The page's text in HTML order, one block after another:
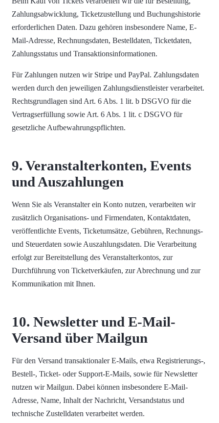
Zahlungsabwicklung, Ticketzustellung und Buchungshistorie
erforderlichen Daten. Dazu gehören insbesondere Name, E-
Mail-Adresse, Rechnungsdaten, Bestelldaten, Ticketdaten,
Zahlungsstatus und Transaktionsinformationen.
Für Zahlungen nutzen wir Stripe und PayPal. Zahlungsdaten
werden durch den jeweiligen Zahlungsdienstleister verarbeitet.
Rechtsgrundlagen sind Art. 6 Abs. 1 lit. b DSGVO für die
Vertragserfüllung sowie Art. 6 Abs. 1 lit. c DSGVO für
gesetzliche Aufbewahrungspflichten.
9. Veranstalterkonten, Events
und Auszahlungen
Wenn Sie als Veranstalter ein Konto nutzen, verarbeiten wir
zusätzlich Organisations- und Firmendaten, Kontaktdaten,
veröffentlichte Events, Ticketumsätze, Gebühren, Rechnungs-
und Steuerdaten sowie Auszahlungsdaten. Die Verarbeitung
erfolgt zur Bereitstellung des Veranstalterkontos, zur
Durchführung von Ticketverkäufen, zur Abrechnung und zur
Kommunikation mit Ihnen.
10. Newsletter und E-Mail-
Versand über Mailgun
Für den Versand transaktionaler E-Mails, etwa Registrierungs-,
Bestell-, Ticket- oder Support-E-Mails, sowie für Newsletter
nutzen wir Mailgun. Dabei können insbesondere E-Mail-
Adresse, Name, Inhalt der Nachricht, Versandstatus und
technische Zustelldaten verarbeitet werden.